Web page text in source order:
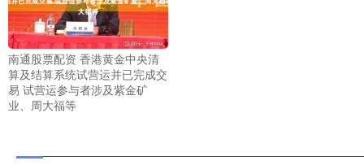
南通股票配资 香港黄金中央清
算及结算系统试营运并已完成交
易 试营运参与者涉及紫金矿
业、周大福等